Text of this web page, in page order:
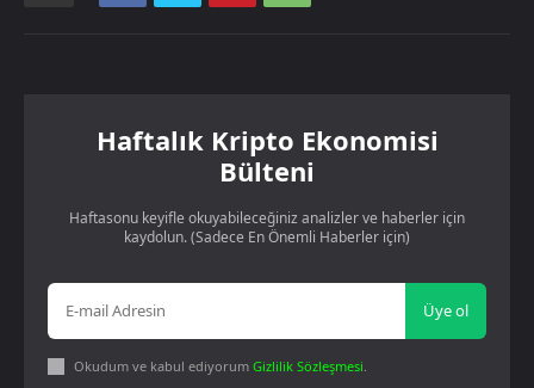
Haftalık Kripto Ekonomisi
Bülteni
Haftasonu keyifle okuyabileceğiniz analizler ve haberler için
kaydolun. (Sadece En Önemli Haberler için)
Üye ol
Okudum ve kabul ediyorum Gizlilik Sözleşmesi